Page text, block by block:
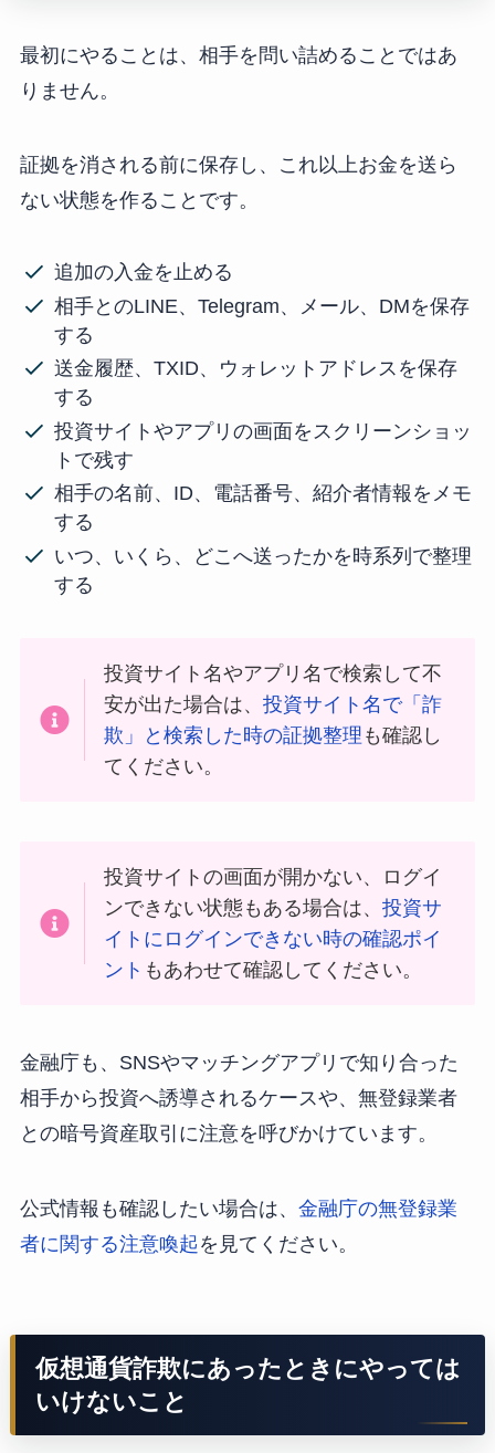
最初にやることは、相手を問い詰めることではあ
りません。
証拠を消される前に保存し、これ以上お金を送ら
ない状態を作ることです。
追加の入金を止める
相手とのLINE、Telegram、メール、DMを保存
する
送金履歴、TXID、ウォレットアドレスを保存
する
投資サイトやアプリの画面をスクリーンショッ
トで残す
相手の名前、ID、電話番号、紹介者情報をメモ
する
いつ、いくら、どこへ送ったかを時系列で整理
する
投資サイト名やアプリ名で検索して不
安が出た場合は、投資サイト名で「詐
欺」と検索した時の証拠整理 も確認し
てください。
投資サイトの画面が開かない、ログイ
ンできない状態もある場合は、投資サ
イトにログインできない時の確認ポイ
ント もあわせて確認してください。
金融庁も、SNSやマッチングアプリで知り合った
相手から投資へ誘導されるケースや、無登録業者
との暗号資産取引に注意を呼びかけています。
公式情報も確認したい場合は、 金融庁の無登録業
者に関する注意喚起 を見てください。
仮想通貨詐欺にあったときにやっては
いけないこと